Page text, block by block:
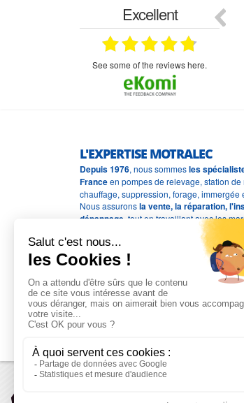
Excellent
see some of the reviews here.
07.07.2026
bien rien a dire .what else
L'EXPERTISE MOTRALEC
Depuis 1976, nous sommesles
Franceen pompes de relevage, station
chauffage, suppression, forage, immergée
Nous assuronsla vente, la réparation,
dépannage , tout en travaillant avec les